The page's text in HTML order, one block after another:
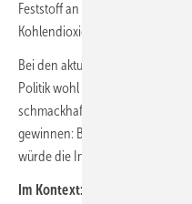
Feststoff an und kann
Kohlendioxid genutzt werden.
Bei den aktuellen Sorgen um
Politik wohl eher ungläubig die
schmackhaft machen will, aus
gewinnen: Bei der
würde die Importabhängigkeit
Im Kontext: